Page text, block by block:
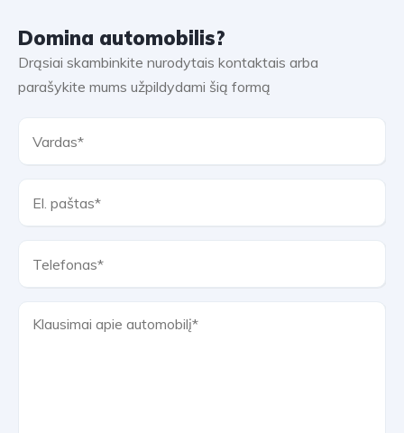
Domina automobilis?
Drąsiai skambinkite nurodytais kontaktais arba
parašykite mums užpildydami šią formą